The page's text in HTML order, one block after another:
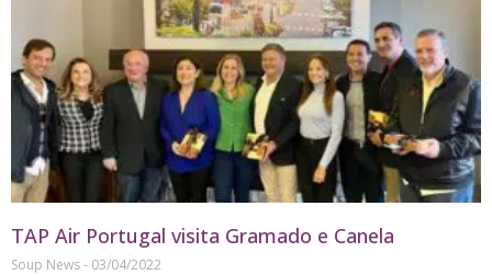
TAP Air Portugal visita Gramado e Canela
Soup News
03/04/2022